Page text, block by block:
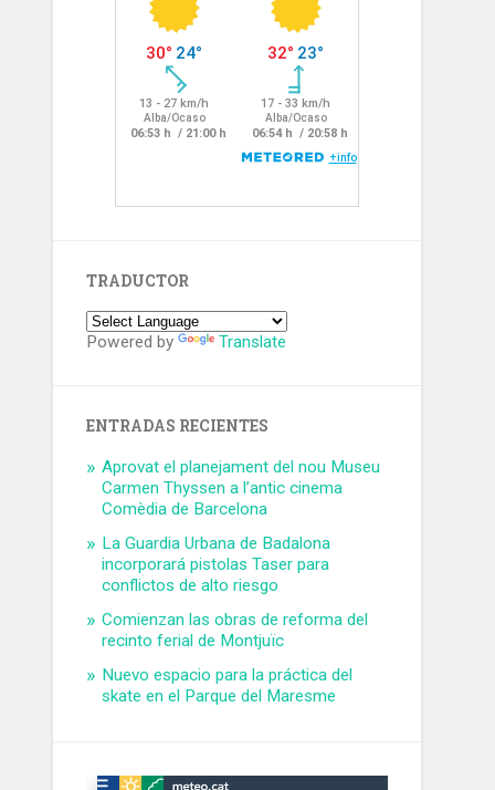
TRADUCTOR
Powered by Translate
ENTRADAS RECIENTES
Aprovat el planejament del nou Museu
Carmen Thyssen a l’antic cinema
Comèdia de Barcelona
La Guardia Urbana de Badalona
incorporará pistolas Taser para
conflictos de alto riesgo
Comienzan las obras de reforma del
recinto ferial de Montjuïc
Nuevo espacio para la práctica del
skate en el Parque del Maresme